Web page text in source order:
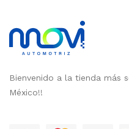
Bienvenido a la tienda más
México!!